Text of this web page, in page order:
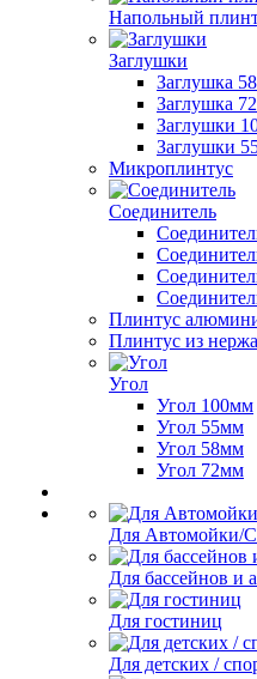
Напольный
Заглушки
Заглушка
Заглушка
Заглушки
Заглушки
Микроплинтус
Соединитель
Плинтус
Плинтус из
Угол
Угол 100мм
Угол 55мм
Угол 58мм
Угол 72мм
Для Автомойки/
Для бассейнов и
Для гостиниц
Для детских /